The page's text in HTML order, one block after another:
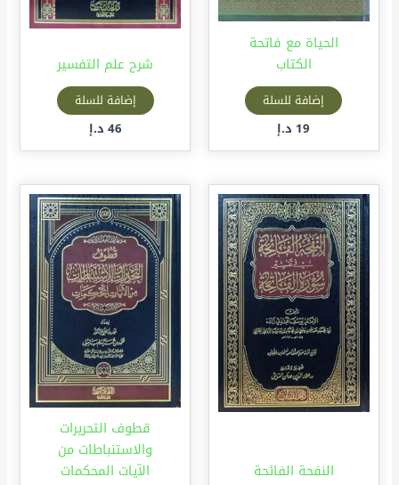
الحياة مع فاتحة
الكتاب
إضافة للسلة
19 د.إ
شرح علم التفسير
إضافة للسلة
46 د.إ
النفحة الفائحة
قطوف التحريرات
والاستنباطات من
الآيات المحكمات